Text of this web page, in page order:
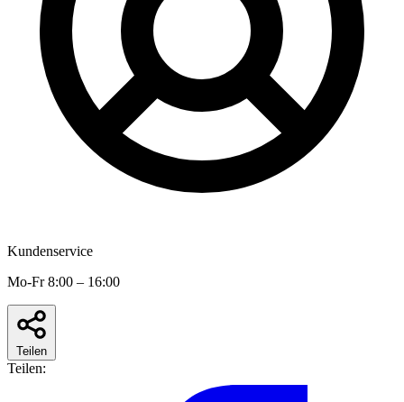
Kundenservice
Mo-Fr 8:00 – 16:00
Teilen
Teilen: